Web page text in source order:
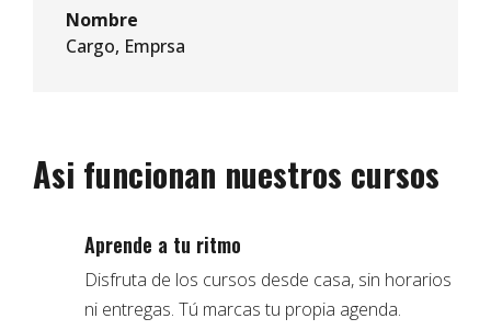
Nombre
Cargo, Emprsa
Asi funcionan nuestros cursos
Aprende a tu ritmo
Disfruta de los cursos desde casa, sin horarios
ni entregas. Tú marcas tu propia agenda.